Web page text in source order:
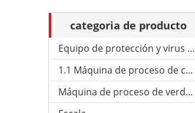
categoria de producto
Equipo de protección y virus de Corona.
1.1 Máquina de proceso de carne
Máquina de proceso de verduras